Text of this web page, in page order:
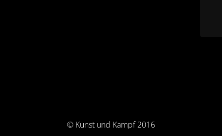
© Kunst und Kampf 2016